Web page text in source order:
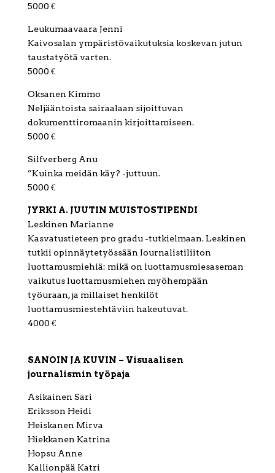
5000 €
Leukumaavaara Jenni
Kaivosalan ympäristövaikutuksia koskevan jutun
taustatyötä varten.
5000 €
Oksanen Kimmo
Neljääntoista sairaalaan sijoittuvan
dokumenttiromaanin kirjoittamiseen.
5000 €
Silfverberg Anu
”Kuinka meidän käy? -juttuun.
5000 €
JYRKI A. JUUTIN MUISTOSTIPENDI
Leskinen Marianne
Kasvatustieteen pro gradu -tutkielmaan. Leskinen
tutkii opinnäytetyössään Journalistiliiton
luottamusmiehiä: mikä on luottamusmiesaseman
vaikutus luottamusmiehen myöhempään
työuraan, ja millaiset henkilöt
luottamusmiestehtäviin hakeutuvat.
4000 €
SANOIN JA KUVIN – Visuaalisen
journalismin työpaja
Asikainen Sari
Eriksson Heidi
Heiskanen Mirva
Hiekkanen Katrina
Hopsu Anne
Kallionpää Katri